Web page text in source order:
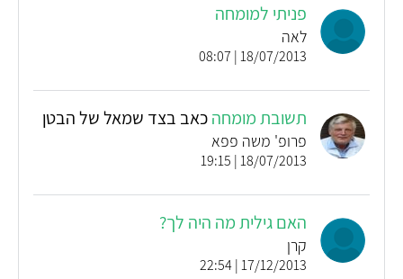
פניתי למומחה
לאה
18/07/2013 | 08:07
תשובת מומחהכאב בצד שמאל של הבטן
פרופ' משה פפא
18/07/2013 | 19:15
האם גילית מה היה לך?
קרן
17/12/2013 | 22:54